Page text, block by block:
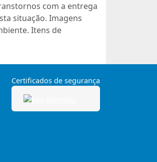
com a entrega
situação. Imagens
Itens de
Certificados de segurança